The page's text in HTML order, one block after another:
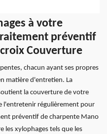
à votre
préventif
Couverture
chacun ayant ses propres
matière d'entretien. La
la couverture de votre
l'entretenir régulièrement pour
préventif de charpente Mano
les xylophages tels que les